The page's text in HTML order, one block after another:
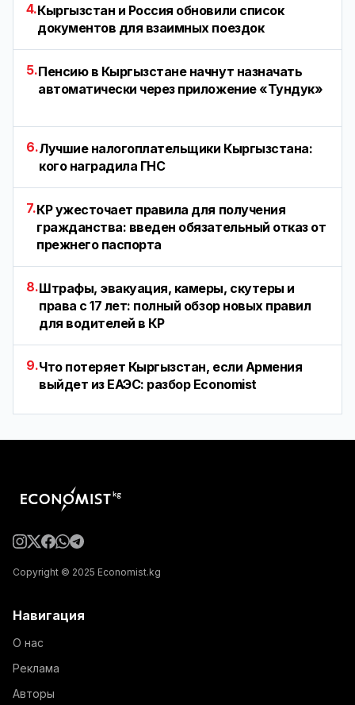
4.Кыргызстан и Россия обновили список
документов для взаимных поездок
5.Пенсию в Кыргызстане начнут назначать
автоматически через приложение «Тундук»
6.Лучшие налогоплательщики Кыргызстана:
кого наградила ГНС
7.КР ужесточает правила для получения
гражданства: введен обязательный отказ от
прежнего паспорта
8.Штрафы, эвакуация, камеры, скутеры и
права с 17 лет: полный обзор новых правил
для водителей в КР
9.Что потеряет Кыргызстан, если Армения
выйдет из ЕАЭС: разбор Economist
Copyright © 2025 Economist.kg
Навигация
О нас
Реклама
Авторы